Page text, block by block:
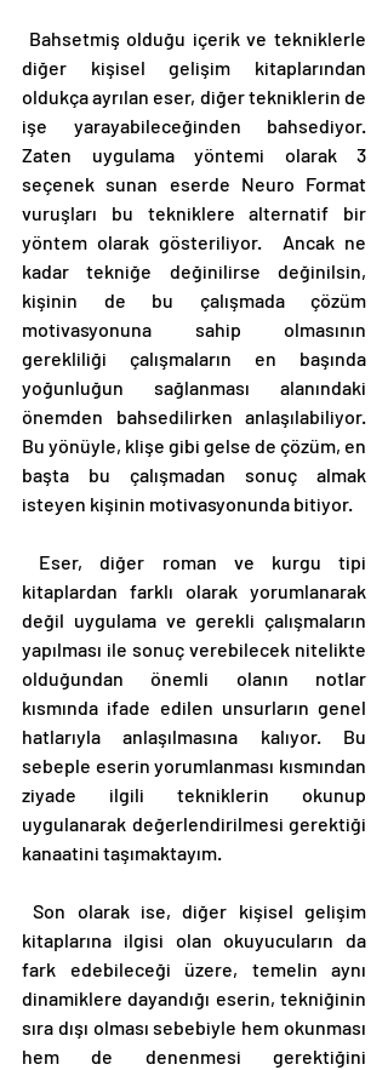
diğer kişisel gelişim kitaplarından
oldukça ayrılan eser, diğer tekniklerin de
işe yarayabileceğinden bahsediyor.
Zaten uygulama yöntemi olarak 3
seçenek sunan eserde Neuro Format
vuruşları bu tekniklere alternatif bir
yöntem olarak gösteriliyor.  Ancak ne
kadar tekniğe değinilirse değinilsin,
kişinin de bu çalışmada çözüm
motivasyonuna sahip olmasının
gerekliliği çalışmaların en başında
yoğunluğun sağlanması alanındaki
önemden bahsedilirken anlaşılabiliyor.
Bu yönüyle, klişe gibi gelse de çözüm, en
başta bu çalışmadan sonuç almak
isteyen kişinin motivasyonunda bitiyor.
kitaplardan farklı olarak yorumlanarak
değil uygulama ve gerekli çalışmaların
yapılması ile sonuç verebilecek nitelikte
olduğundan önemli olanın notlar
kısmında ifade edilen unsurların genel
hatlarıyla anlaşılmasına kalıyor. Bu
sebeple eserin yorumlanması kısmından
ziyade ilgili tekniklerin okunup
uygulanarak değerlendirilmesi gerektiği
kanaatini taşımaktayım.
Son olarak ise, diğer kişisel gelişim
kitaplarına ilgisi olan okuyucuların da
fark edebileceği üzere, temelin aynı
dinamiklere dayandığı eserin, tekniğinin
sıra dışı olması sebebiyle hem okunması
hem de denenmesi gerektiğini